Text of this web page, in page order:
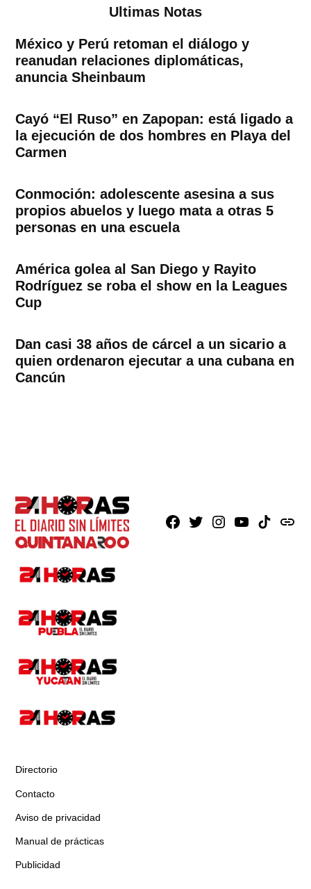
Ultimas Notas
México y Perú retoman el diálogo y
reanudan relaciones diplomáticas,
anuncia Sheinbaum
Cayó “El Ruso” en Zapopan: está ligado a
la ejecución de dos hombres en Playa del
Carmen
Conmoción: adolescente asesina a sus
propios abuelos y luego mata a otras 5
personas en una escuela
América golea al San Diego y Rayito
Rodríguez se roba el show en la Leagues
Cup
Dan casi 38 años de cárcel a un sicario a
quien ordenaron ejecutar a una cubana en
Cancún
Facebook
X Instagram
YoutubeTikTokissuu
Directorio
Contacto
Aviso de privacidad
Manual de prácticas
Publicidad